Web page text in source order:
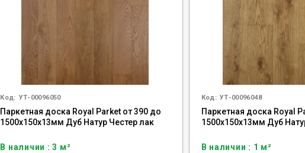
Код: УТ-00096050
Паркетная доска Royal Parket от 390 до
1500х150х13мм Дуб Натур Честер лак
В наличии : 3 м²
Код: УТ-00096048
Паркетная доска Royal
1500х150х13мм Дуб
В наличии : 1 м²